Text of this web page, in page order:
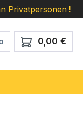
Privatpersonen !
0,00 €